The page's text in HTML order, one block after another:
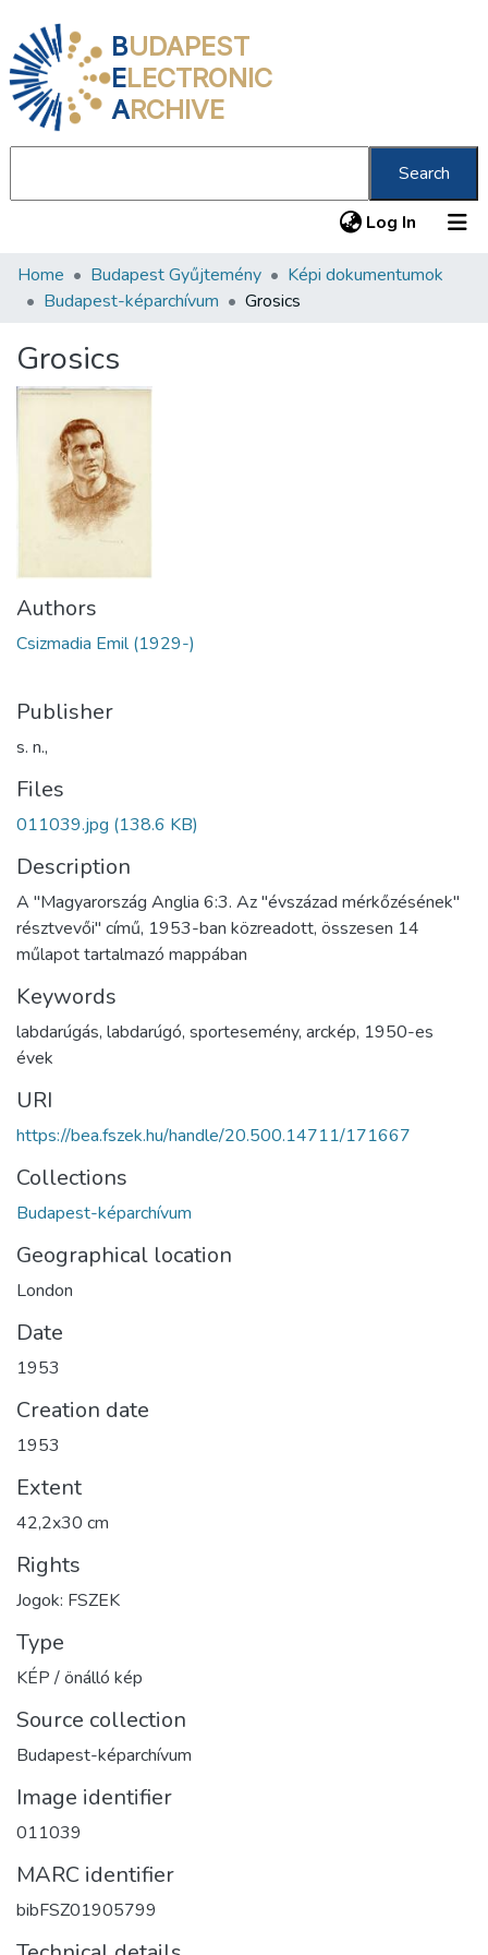
BUDAPEST
ELECTRONIC
ARCHIVE
Search
Log In (current)
Communities & Collections
Statistics
Home Budapest Gyűjtemény
Képi dokumentumok
Budapest-képarchívum
Grosics
Grosics
Authors
Csizmadia Emil (1929-)
Publisher
s. n.,
Files
011039.jpg (138.6 KB)
Description
A "Magyarország Anglia 6:3. Az "évszázad mérkőzésének"
résztvevői" című, 1953-ban közreadott, összesen 14
műlapot tartalmazó mappában
Keywords
labdarúgás, labdarúgó, sportesemény, arckép, 1950-es
évek
URI
https://bea.fszek.hu/handle/20.500.14711/171667
Collections
Budapest-képarchívum
Geographical location
London
Date
1953
Creation date
1953
Extent
42,2x30 cm
Rights
Jogok: FSZEK
Type
KÉP / önálló kép
Source collection
Budapest-képarchívum
Image identifier
011039
MARC identifier
bibFSZ01905799